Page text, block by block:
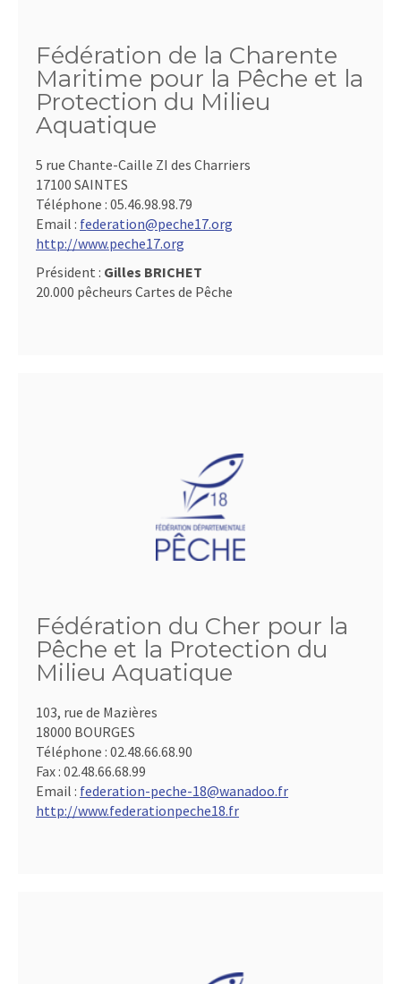
Fédération de la Charente
Maritime pour la Pêche et la
Protection du Milieu
Aquatique
5 rue Chante-Caille ZI des Charriers
17100 SAINTES
Téléphone : 05.46.98.98.79
Email : federation@peche17.org
http://www.peche17.org
Président : Gilles BRICHET
20.000 pêcheurs Cartes de Pêche
Fédération du Cher pour la
Pêche et la Protection du
Milieu Aquatique
103, rue de Mazières
18000 BOURGES
Téléphone : 02.48.66.68.90
Fax : 02.48.66.68.99
Email : federation-peche-18@wanadoo.fr
http://www.federationpeche18.fr